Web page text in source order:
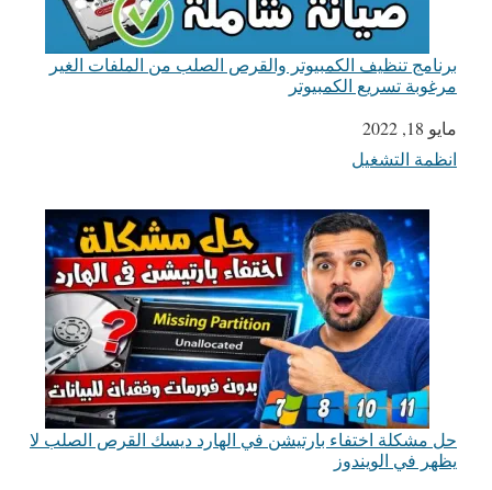
برنامج تنظيف الكمبيوتر والقرص الصلب من الملفات الغير
مرغوبة تسريع الكمبيوتر
التاريخ
مايو 18, 2022
في ما يتعلق بما يأتي
انظمة التشغيل
حل مشكلة اختفاء بارتيشن في الهارد ديسك القرص الصلب لا
يظهر في الويندوز